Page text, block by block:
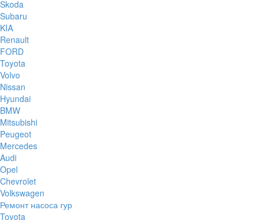
Skoda
Subaru
KIA
Renault
FORD
Toyota
Volvo
Nissan
Hyundai
BMW
Mitsubishi
Peugeot
Mercedes
Audi
Opel
Chevrolet
Volkswagen
Ремонт насоса гур
Toyota